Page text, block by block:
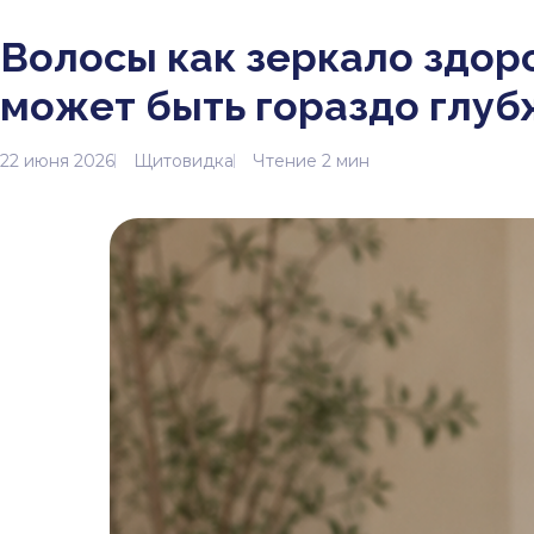
< Главная < Статьи
Волосы как зеркало
может быть гораздо
22 июня 2026 Щитовидка Чтение 2 мин